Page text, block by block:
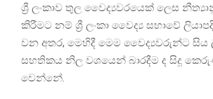
ශ්‍රී ලංකාව තුල වෛද්‍යවරයෙක් ලෙස
කිරීමට නම් ශ්‍රී ලංකා වෛද්‍ය සභාවේ
වන අතර, මෙහිදී මෙම වෛද්‍යවරුන්ට සිය
සහතිකය නිල වශයෙන් බාරදීම ද සිදූ
වෙන්නේ.